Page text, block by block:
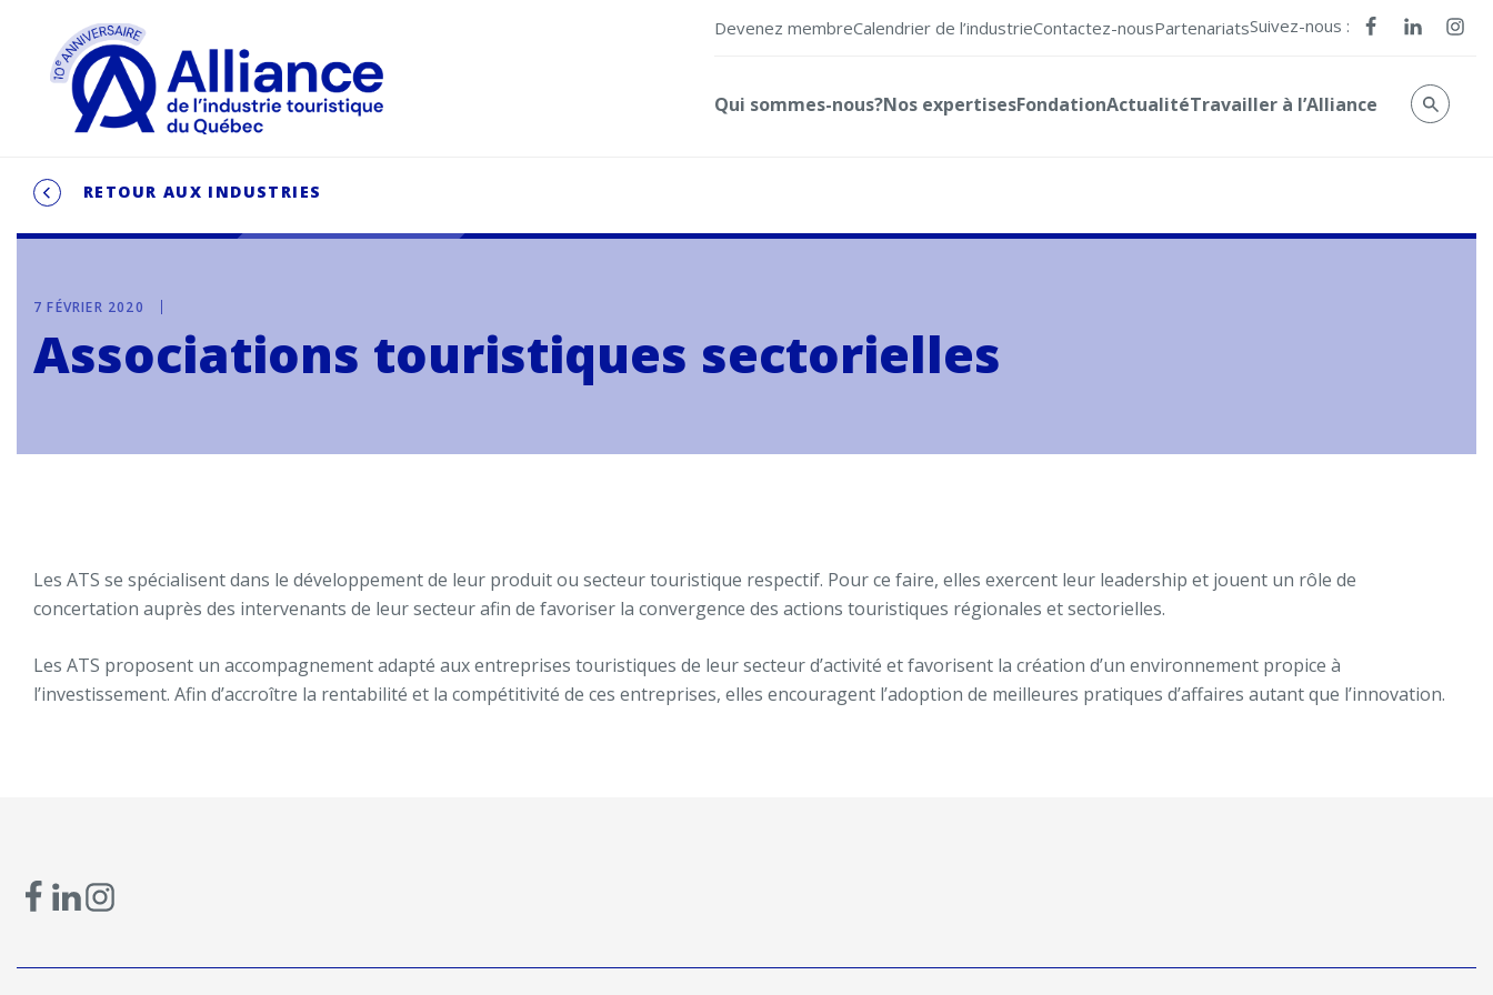
Devenez membreCalendrier de l’industrieContactez-nousPartenariatsSuivez-nous :
Qui sommes-nous?Nos expertisesFondationActualitéTravailler à l’Alliance
RETOUR AUX INDUSTRIES
7 FÉVRIER 2020
Associations touristiques sectorielles
Les ATS se spécialisent dans le développement de leur produit ou secteur touristique respectif. Pour ce faire, elles exercent leur leadership et jouent un rôle de
concertation auprès des intervenants de leur secteur afin de favoriser la convergence des actions touristiques régionales et sectorielles.
Les ATS proposent un accompagnement adapté aux entreprises touristiques de leur secteur d’activité et favorisent la création d’un environnement propice à
l’investissement. Afin d’accroître la rentabilité et la compétitivité de ces entreprises, elles encouragent l’adoption de meilleures pratiques d’affaires autant que l’innovation.